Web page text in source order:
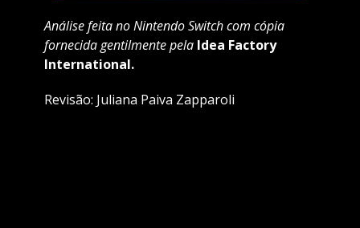
Análise feita no Nintendo Switch com cópia
fornecida gentilmente pela Idea Factory
International.
Revisão: Juliana Paiva Zapparoli